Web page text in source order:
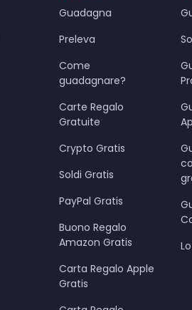
Guadagna
Preleva
Come
guadagnare?
Carte Regalo
Gratuite
Crypto Gratis
Soldi Gratis
PayPal Gratis
Buono Regalo
Amazon Gratis
Carta Regalo Apple
Gratis